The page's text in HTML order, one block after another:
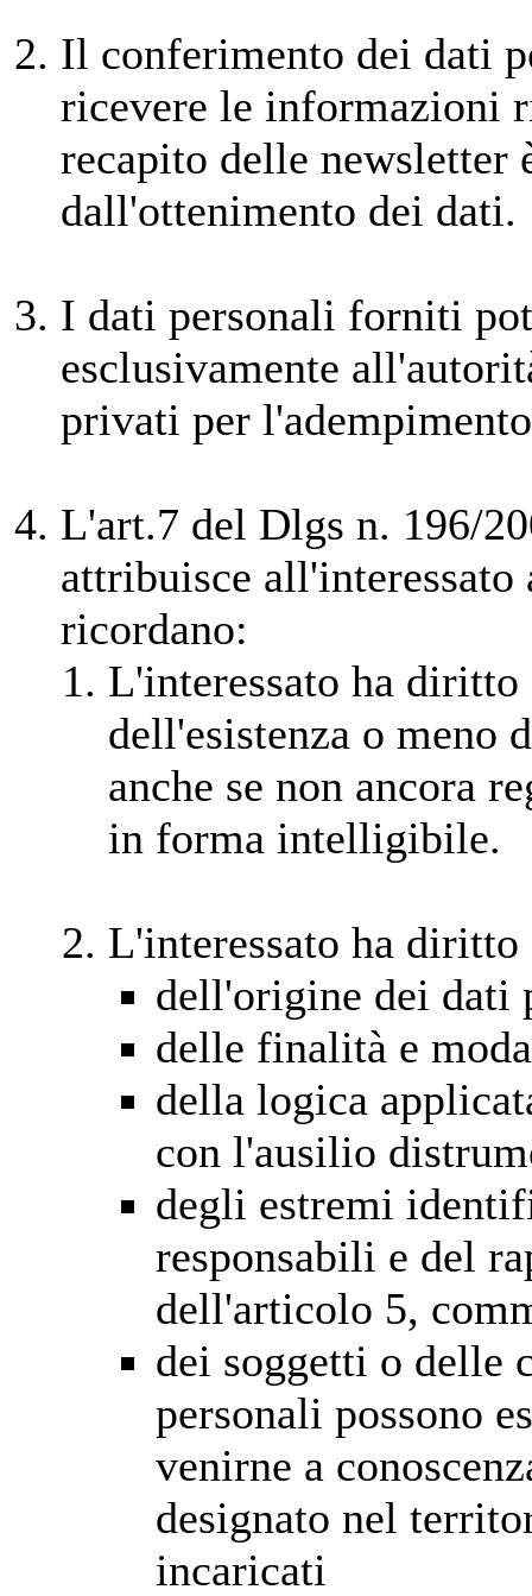
Il conferimento dei dati
ricevere le informazioni
recapito delle newsletter
dall'ottenimento dei dati.
I dati personali forniti
esclusivamente
privati per
L'art.7 del Dlgs n. 196/
attribuisce
ricordano:
L'interessato ha
dell'esistenza o meno
anche se non ancora
in forma intelligibile.
L'interessato ha
dell'origine dei dati
delle finalità e
della logica
con l'ausilio
degli estremi
responsabili e del
dell'articolo 5,
dei soggetti o delle
personali possono
venirne a
designato nel
incaricati